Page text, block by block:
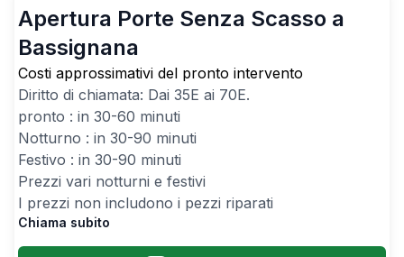
Apertura Porte Senza Scasso a
Bassignana
Costi approssimativi del pronto intervento
Diritto di chiamata: Dai 35E ai 70E.
pronto : in 30-60 minuti
Notturno : in 30-90 minuti
Festivo : in 30-90 minuti
Prezzi vari notturni e festivi
I prezzi non includono i pezzi riparati
Chiama subito